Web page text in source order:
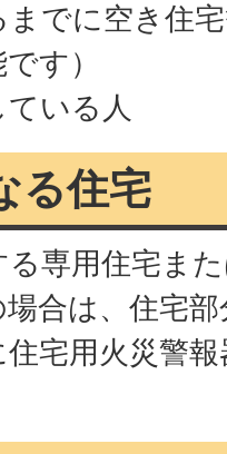
でに空き住
す）
いる人
る住宅
る専用住宅ま
場合は、住宅
住宅用火災警